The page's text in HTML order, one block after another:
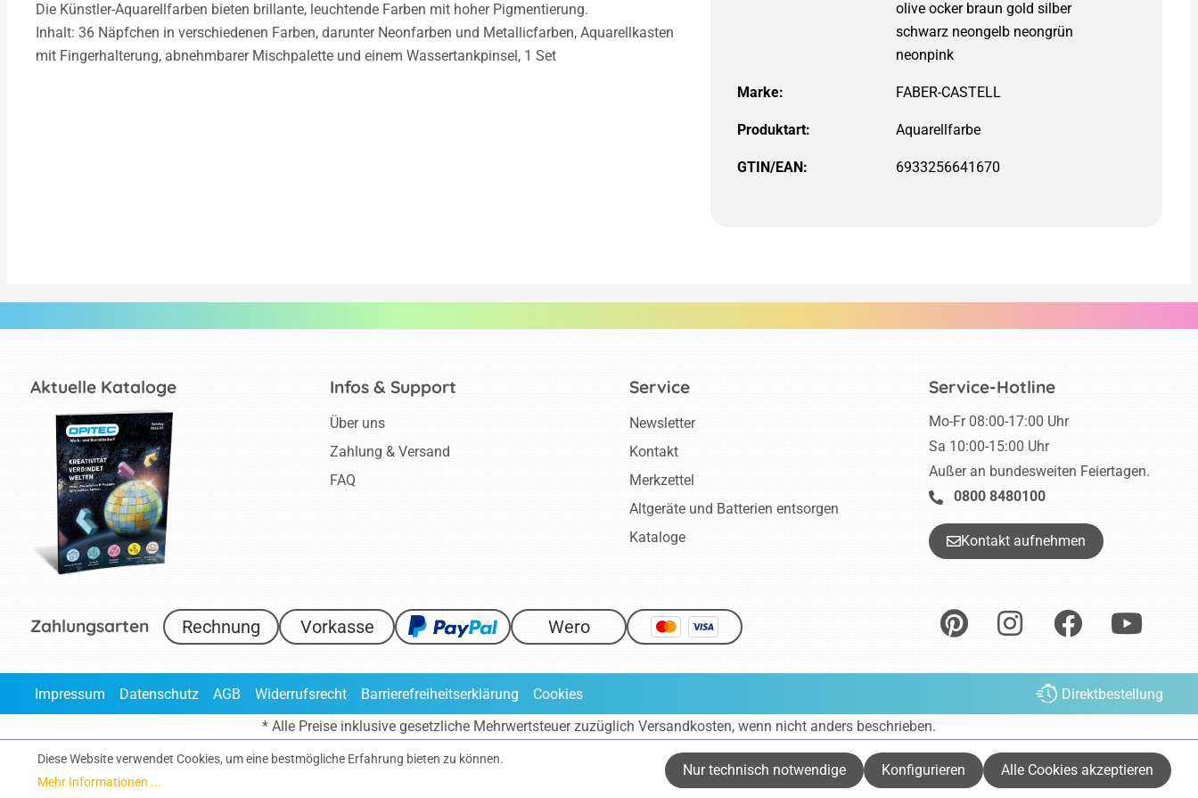
Die Künstler-Aquarellfarben bieten brillante, leuchtende Farben mit hoher Pigmentierung.
Inhalt: 36 Näpfchen in verschiedenen Farben, darunter Neonfarben und Metallicfarben, Aquarellkasten
mit Fingerhalterung, abnehmbarer Mischpalette und einem Wassertankpinsel, 1 Set
Marke:
Produktart:
GTIN/EAN: 6933256641670
Aktuelle Kataloge Service-Hotline
Mo-Fr 08:00-17:00 Uhr
Sa 10:00-15:00 Uhr
Außer an bundesweiten Feiertagen.
0800 8480100
Kontakt aufnehmen
Infos & Support
Über uns
Zahlung & Versand
FAQ
Service
Newsletter
Kontakt
Merkzettel
Altgeräte und Batterien entsorgen
Kataloge
Zahlungsarten Rechnung Vorkasse Wero
Impressum Datenschutz AGB Widerrufsrecht Barrierefreiheitserklärung Cookies
Direktbestellung
* Alle Preise inklusive gesetzliche Mehrwertsteuer zuzüglich Versandkosten, wenn nicht anders beschrieben.
Diese Website verwendet Cookies, um eine bestmögliche Erfahrung bieten zu können.
Mehr Informationen ...
Nur technisch notwendige Konfigurieren Alle Cookies akzeptieren